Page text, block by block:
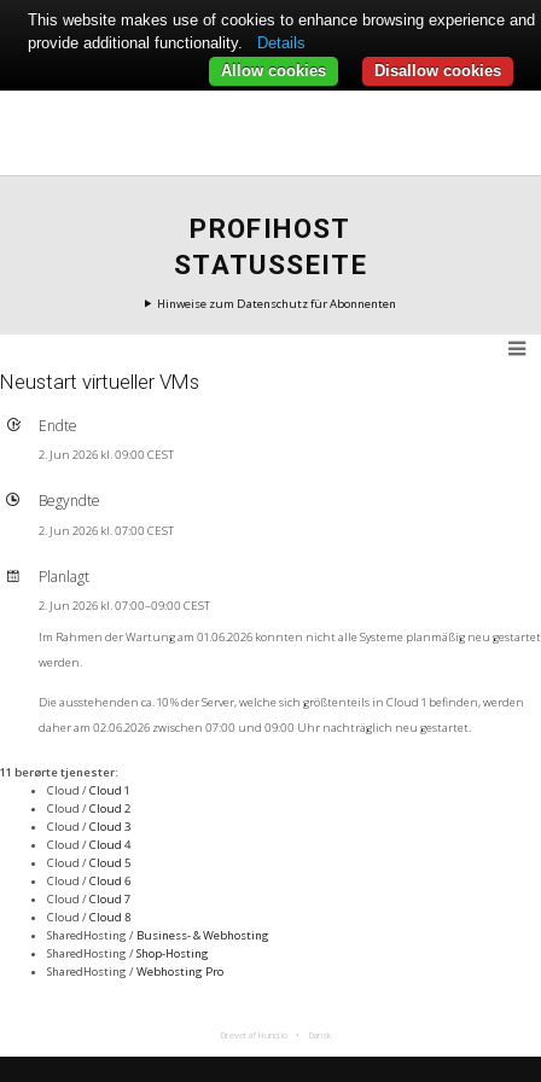
PROFIHOST
STATUSSEITE
Hinweise zum Datenschutz für Abonnenten
Neustart virtueller VMs
Endte
2. Jun 2026 kl. 09:00 CEST
Begyndte
2. Jun 2026 kl. 07:00 CEST
Planlagt
2. Jun 2026 kl. 07:00–09:00 CEST
Im Rahmen der Wartung am 01.06.2026 konnten nicht alle Systeme planmäßig neu gestartet
werden.
Die ausstehenden ca. 10 % der Server, welche sich größtenteils in Cloud 1 befinden, werden
daher am 02.06.2026 zwischen 07:00 und 09:00 Uhr nachträglich neu gestartet.
11 berørte tjenester:
Cloud /Cloud 1
Cloud /Cloud 2
Cloud /Cloud 3
Cloud /Cloud 4
Cloud /Cloud 5
Cloud /Cloud 6
Cloud /Cloud 7
Cloud /Cloud 8
SharedHosting / Business- & Webhosting
SharedHosting /Shop-Hosting
SharedHosting /Webhosting Pro
Drevet af Hund.io Dansk
This website makes use of cookies to enhance browsing experience and
provide additional functionality.
Details
Disallow cookies
Allow cookies